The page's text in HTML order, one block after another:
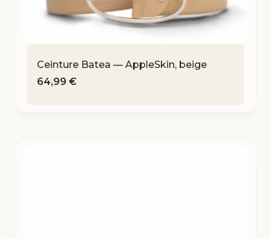
Ceinture Batea — AppleSkin, beige
64,99 €